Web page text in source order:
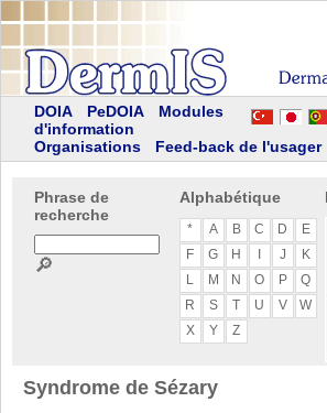
DOIA PeDOIA
Modules
d'information
Organisations
Feed-back de l'usager
Phrase de
recherche
🔎
Alphabétique
* A B C D
E
F
G H J
K
L
M N O P
Q
R
S T U V
W
X
Y Z
Syndrome de Sézary